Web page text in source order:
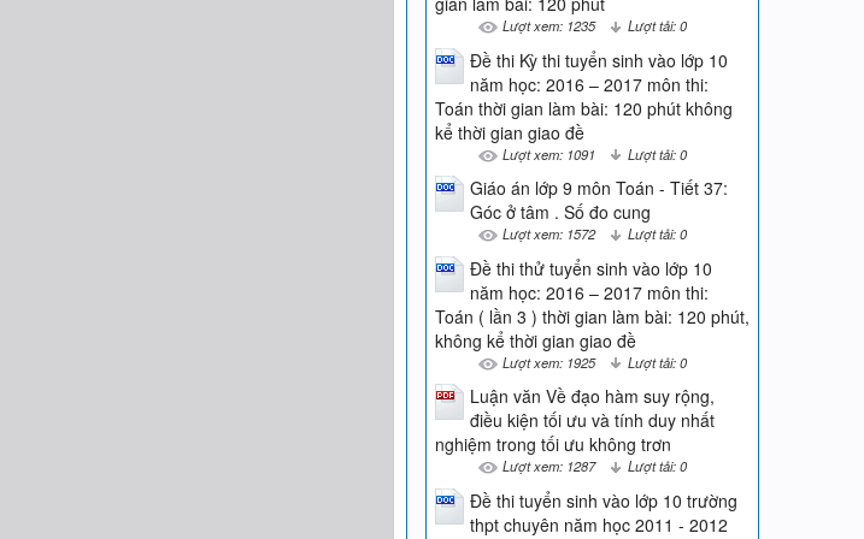
Lượt xem: 1235 Lượt tải: 0
Đề thi Kỳ thi tuyển sinh vào lớp 10
năm học: 2016 – 2017 môn thi:
Toán thời gian làm bài: 120 phút không
kể thời gian giao đề
Lượt xem: 1091 Lượt tải: 0
Giáo án lớp 9 môn Toán - Tiết 37:
Góc ở tâm . Số đo cung
Lượt xem: 1572 Lượt tải: 0
Đề thi thử tuyển sinh vào lớp 10
năm học: 2016 – 2017 môn thi:
Toán ( lần 3 ) thời gian làm bài: 120 phút,
không kể thời gian giao đề
Lượt xem: 1925 Lượt tải: 0
Luận văn Về đạo hàm suy rộng,
điều kiện tối ưu và tính duy nhất
nghiệm trong tối ưu không trơn
Lượt xem: 1287 Lượt tải: 0
Đề thi tuyển sinh vào lớp 10 trường
thpt chuyên năm học 2011 - 2012